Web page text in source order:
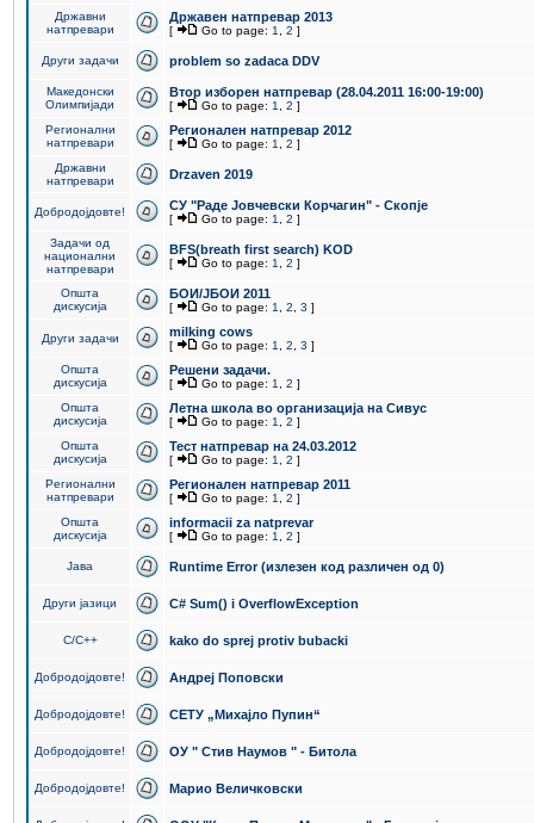
Државни
натпревари
Државен натпревар 2013
[ Go to page: 1 2 ]
Други задачи problem so zadaca DDV
Македонски
Олимпијади
Втор изборен натпревар (28.04.2011 16:00-19:00)
[ Go to page: 1 2 ]
Регионални
натпревари
Регионален натпревар 2012
[ Go to page: 1 2 ]
Државни
натпревари
Drzaven 2019
Добродојдовте! СУ "Раде Јовчевски Корчагин" - Скопје
[ Go to page: 1 2 ]
Задачи од
национални
натпревари
BFS(breath first search) KOD
[ Go to page: 1 2 ]
Општа
дискусија
БОИ/ЈБОИ 2011
[ Go to page: 1 2 3 ]
Други задачи milking cows
[ Go to page: 1 2 3 ]
Општа
дискусија
Решени задачи.
[ Go to page: 1 2 ]
Општа
дискусија
Летна школа во организација на Сивус
[ Go to page: 1 2 ]
Општа
дискусија
Тест натпревар на 24.03.2012
[ Go to page: 1 2 ]
Регионални
натпревари
Регионален натпревар 2011
[ Go to page: 1 2 ]
Општа
дискусија
informacii za natprevar
[ Go to page: 1 2 ]
Јава Runtime Error (излезен код различен од 0)
Други јазици C# Sum() i OverflowException
C/C++ kako do sprej protiv bubacki
Добродојдовте! Андреј Поповски
Добродојдовте! СЕТУ „Михајло Пупин“
Добродојдовте! ОУ " Стив Наумов " - Битола
Добродојдовте! Марио Величковски